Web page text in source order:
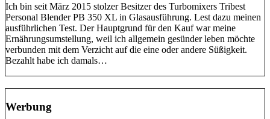
Ich bin seit März 2015 stolzer Besitzer des Turbomixers Tribest
Personal Blender PB 350 XL in Glasausführung. Lest dazu meinen
ausführlichen Test. Der Hauptgrund für den Kauf war meine
Ernährungsumstellung, weil ich allgemein gesünder leben möchte
verbunden mit dem Verzicht auf die eine oder andere Süßigkeit.
Bezahlt habe ich damals…
Werbung